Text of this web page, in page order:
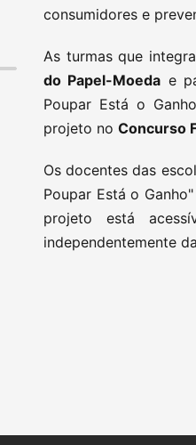
consumidores e
As turmas que
do Papel-Moeda e
Poupar Está o
projeto no Concurso
Os docentes das
Poupar Está o
projeto está
independentemente